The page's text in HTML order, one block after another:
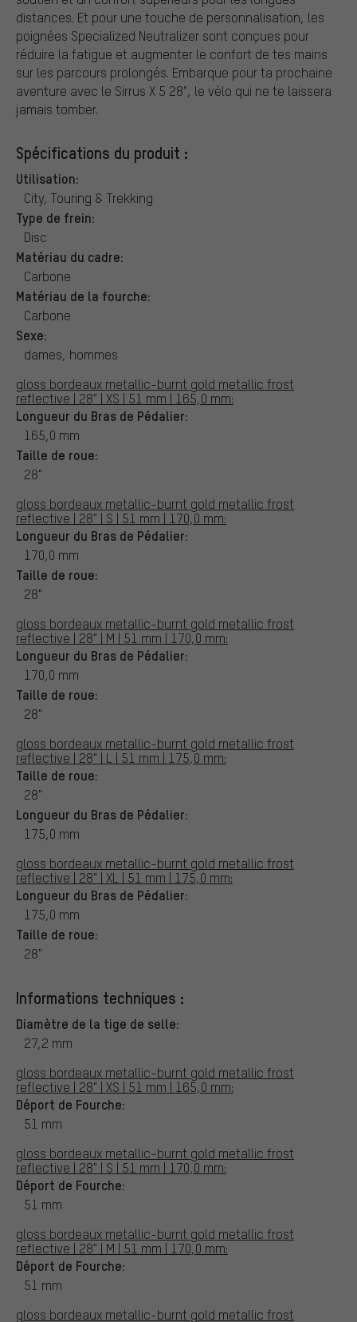
distances. Et pour une touche de personnalisation, les
poignées Specialized Neutralizer sont conçues pour
réduire la fatigue et augmenter le confort de tes mains
sur les parcours prolongés. Embarque pour ta prochaine
aventure avec le Sirrus X 5 28", le vélo qui ne te laissera
jamais tomber.
Spécifications du produit :
Utilisation:
City, Touring & Trekking
Type de frein:
Disc
Matériau du cadre:
Carbone
Matériau de la fourche:
Carbone
Sexe:
dames, hommes
gloss bordeaux metallic-burnt gold metallic frost
reflective | 28" | XS | 51 mm | 165,0 mm:
Longueur du Bras de Pédalier:
165,0 mm
Taille de roue:
28"
gloss bordeaux metallic-burnt gold metallic frost
reflective | 28" | S | 51 mm | 170,0 mm:
Longueur du Bras de Pédalier:
170,0 mm
Taille de roue:
28"
gloss bordeaux metallic-burnt gold metallic frost
reflective | 28" | M | 51 mm | 170,0 mm:
Longueur du Bras de Pédalier:
170,0 mm
Taille de roue:
28"
gloss bordeaux metallic-burnt gold metallic frost
reflective | 28" | L | 51 mm | 175,0 mm:
Taille de roue:
28"
Longueur du Bras de Pédalier:
175,0 mm
gloss bordeaux metallic-burnt gold metallic frost
reflective | 28" | XL | 51 mm | 175,0 mm:
Longueur du Bras de Pédalier:
175,0 mm
Taille de roue:
28"
Informations techniques :
Diamètre de la tige de selle:
27,2 mm
gloss bordeaux metallic-burnt gold metallic frost
reflective | 28" | XS | 51 mm | 165,0 mm:
Déport de Fourche:
51 mm
gloss bordeaux metallic-burnt gold metallic frost
reflective | 28" | S | 51 mm | 170,0 mm:
Déport de Fourche:
51 mm
gloss bordeaux metallic-burnt gold metallic frost
reflective | 28" | M | 51 mm | 170,0 mm:
Déport de Fourche:
51 mm
gloss bordeaux metallic-burnt gold metallic frost